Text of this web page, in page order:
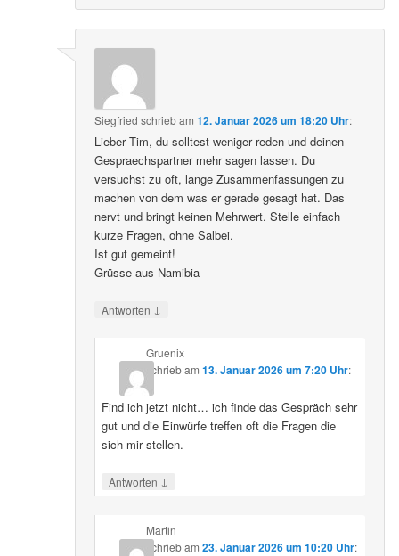
Siegfried schriebam12. Januar 2026 um 18:20 Uhr:
Lieber Tim, du solltest weniger reden und deinen
Gespraechspartner mehr sagen lassen. Du
versuchst zu oft, lange Zusammenfassungen zu
machen von dem was er gerade gesagt hat. Das
nervt und bringt keinen Mehrwert. Stelle einfach
kurze Fragen, ohne Salbei.
Ist gut gemeint!
Grüsse aus Namibia
Antworten ↓
Gruenix
schriebam 13. Januar 2026 um 7:20 Uhr:
Find ich jetzt nicht… ich finde das Gespräch sehr
gut und die Einwürfe treffen oft die Fragen die
sich mir stellen.
Antworten ↓
Martin
schriebam 23. Januar 2026 um 10:20 Uhr: